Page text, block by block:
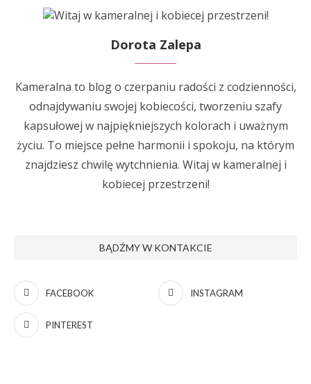
Dorota Zalepa
Kameralna to blog o czerpaniu radości z codzienności,
odnajdywaniu swojej kobiecości, tworzeniu szafy
kapsułowej w najpiękniejszych kolorach i uważnym
życiu. To miejsce pełne harmonii i spokoju, na którym
znajdziesz chwilę wytchnienia. Witaj w kameralnej i
kobiecej przestrzeni!
BĄDŹMY W KONTAKCIE
FACEBOOK INSTAGRAM
PINTEREST